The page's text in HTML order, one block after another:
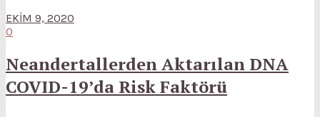
EKIM 9, 2020
0
Neandertallerden Aktarılan DNA
COVID-19’da Risk Faktörü